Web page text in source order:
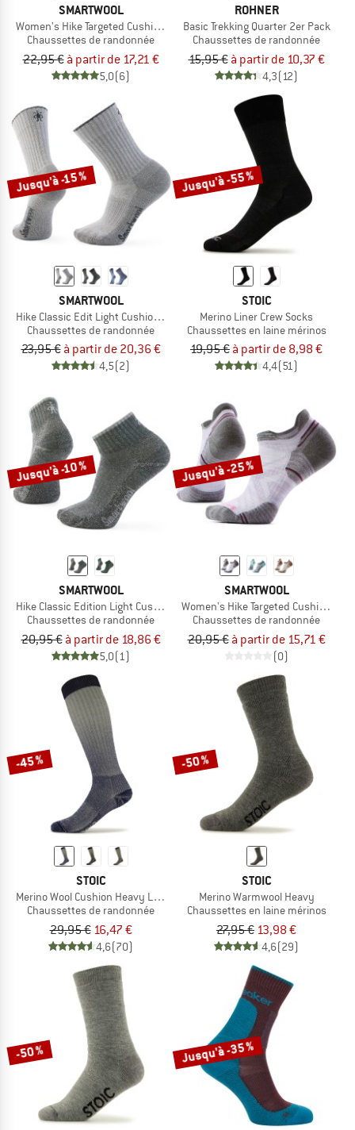
SMARTWOOL
Women's Hike Targeted Cushion Ankle Socks
Chaussettes de randonnée
22,95 € à partir de 17,21 €
5,0(6)
ROHNER
Basic Trekking Quarter 2er Pack
Chaussettes de randonnée
15,95 € à partir de 10,37 €
4,3(12)
Jusqu'à -15 %
SMARTWOOL
Hike Classic Edit Light Cushion 2nd Cut Crew Socks
Chaussettes de randonnée
23,95 € à partir de 20,36 €
4,5(2)
Jusqu'à -55 %
STOIC
Merino Liner Crew Socks
Chaussettes en laine mérinos
19,95 € à partir de 8,98 €
4,4(51)
Jusqu'à -10 %
SMARTWOOL
Hike Classic Edition Light Cushion 2nd Cut Ankle
Chaussettes de randonnée
20,95 € à partir de 18,86 €
5,0(1)
Jusqu'à -25 %
SMARTWOOL
Women's Hike Targeted Cushion Low
Chaussettes de randonnée
20,95 € à partir de 15,71 €
(0)
-45 %
STOIC
Merino Wool Cushion Heavy Long Socks
Chaussettes de randonnée
29,95 € 16,47 €
4,6(70)
-50 %
STOIC
Merino Warmwool Heavy
Chaussettes en laine mérinos
27,95 € 13,98 €
4,6(29)
-50 % Jusqu'à -35 %